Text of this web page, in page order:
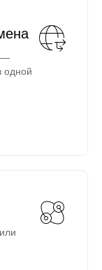
—
одной